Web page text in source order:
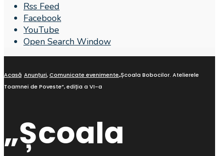
Rss Feed
Facebook
YouTube
Open Search Window
Acasă Anunțuri,Comunicate evenimente„Școala Bobocilor. Atelierele
Toamnei de Poveste”, ediția a VI-a
„Școala